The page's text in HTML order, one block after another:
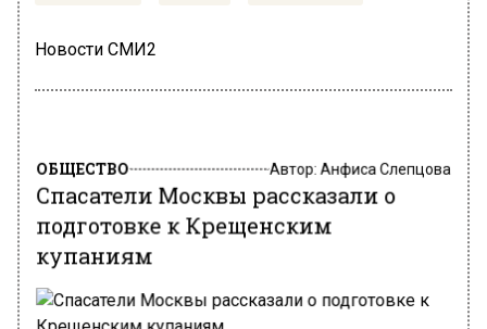
Новости СМИ2
ОБЩЕСТВО Автор: Анфиса Слепцова
Спасатели Москвы рассказали о
подготовке к Крещенским
купаниям